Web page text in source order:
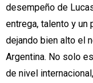
desempeño de
entrega, talento y un
dejando bien alto el
Argentina. No solo
de nivel